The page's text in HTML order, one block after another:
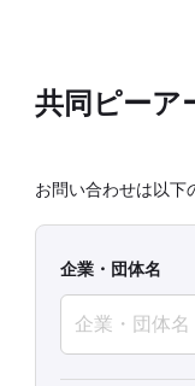
共同ピーア
お問い合わせは以下
企業・団体名